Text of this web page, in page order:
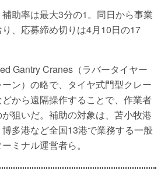
助率は最大3分の1。同日から事業
、応募締め切りは4月10日の17
Gantry Cranes（ラバータイヤー
ン）の略で、タイヤ式門型クレー
から遠隔操作することで、作業者
狙いだ。補助の対象は、苫小牧港
多港など全国13港で業務する一般
ミナル運営者ら。